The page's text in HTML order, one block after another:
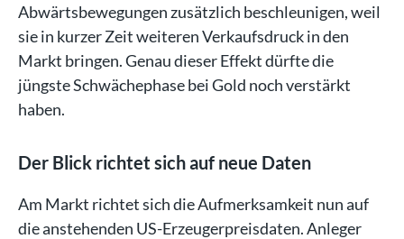
Abwärtsbewegungen zusätzlich beschleunigen, weil
sie in kurzer Zeit weiteren Verkaufsdruck in den
Markt bringen. Genau dieser Effekt dürfte die
jüngste Schwächephase bei Gold noch verstärkt
haben.
Der Blick richtet sich auf neue Daten
Am Markt richtet sich die Aufmerksamkeit nun auf
die anstehenden US-Erzeugerpreisdaten. Anleger